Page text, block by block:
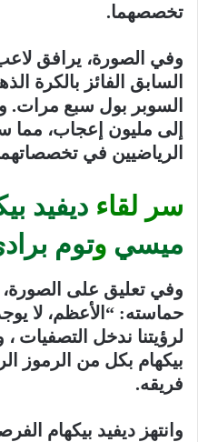
تخصصهما.
وفي الصورة، يرافق
السابق الفائز بالكرة
السوبر بول سبع مرات.
إلى مليون إعجاب، مما
الرياضيين في
سر لقاء ديفيد
ميسي وتوم
وفي تعليق على
حماسته: “الأعظم، لا
لرؤيتنا ندخل التصفيات
بيكهام بكل من الرموز
فريقه.
وانتهز ديفيد بيكهام